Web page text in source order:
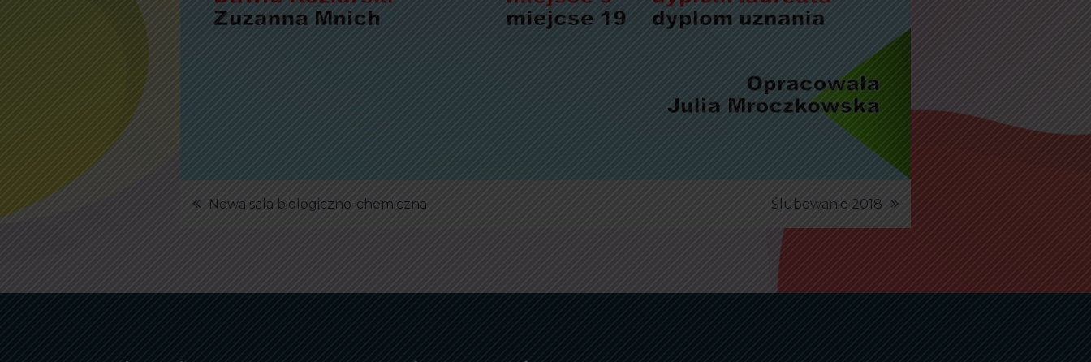
Nawigacja
Nowa sala biologiczno-chemiczna Ślubowanie 2018